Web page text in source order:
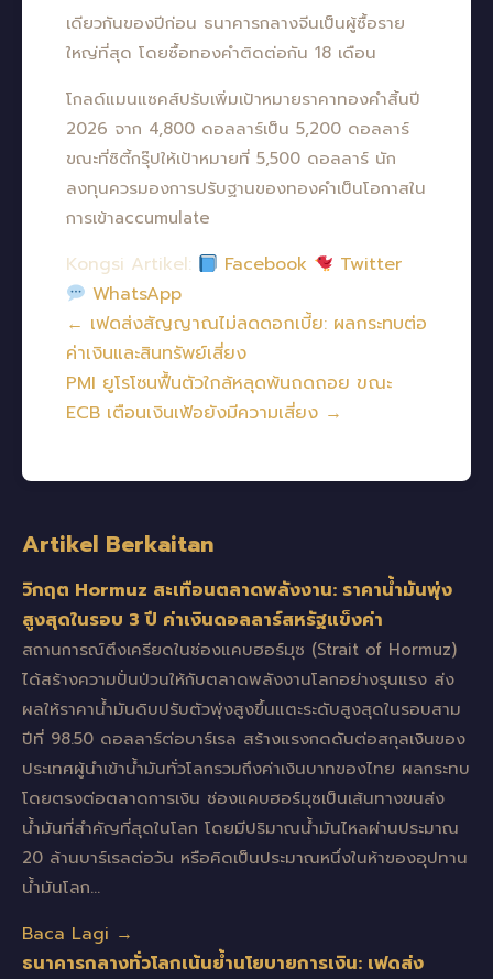
เดียวกันของปีก่อน ธนาคารกลางจีนเป็นผู้ซื้อราย
ใหญ่ที่สุด โดยซื้อทองคำติดต่อกัน 18 เดือน
โกลด์แมนแซคส์ปรับเพิ่มเป้าหมายราคาทองคำสิ้นปี
2026 จาก 4,800 ดอลลาร์เป็น 5,200 ดอลลาร์
ขณะที่ซิตี้กรุ๊ปให้เป้าหมายที่ 5,500 ดอลลาร์ นัก
ลงทุนควรมองการปรับฐานของทองคำเป็นโอกาสใน
การเข้าaccumulate
Kongsi Artikel: Facebook
Twitter
WhatsApp
← เฟดส่งสัญญาณไม่ลดดอกเบี้ย: ผลกระทบต่อ
ค่าเงินและสินทรัพย์เสี่ยง
PMI ยูโรโซนฟื้นตัวใกล้หลุดพ้นถดถอย ขณะ
ECB เตือนเงินเฟ้อยังมีความเสี่ยง →
Artikel Berkaitan
วิกฤต Hormuz สะเทือนตลาดพลังงาน: ราคาน้ำมันพุ่ง
สูงสุดในรอบ 3 ปี ค่าเงินดอลลาร์สหรัฐแข็งค่า
สถานการณ์ตึงเครียดในช่องแคบฮอร์มุซ (Strait of Hormuz)
ได้สร้างความปั่นป่วนให้กับตลาดพลังงานโลกอย่างรุนแรง ส่ง
ผลให้ราคาน้ำมันดิบปรับตัวพุ่งสูงขึ้นแตะระดับสูงสุดในรอบสาม
ปีที่ 98.50 ดอลลาร์ต่อบาร์เรล สร้างแรงกดดันต่อสกุลเงินของ
ประเทศผู้นำเข้าน้ำมันทั่วโลกรวมถึงค่าเงินบาทของไทย ผลกระทบ
โดยตรงต่อตลาดการเงิน ช่องแคบฮอร์มุซเป็นเส้นทางขนส่ง
น้ำมันที่สำคัญที่สุดในโลก โดยมีปริมาณน้ำมันไหลผ่านประมาณ
20 ล้านบาร์เรลต่อวัน หรือคิดเป็นประมาณหนึ่งในห้าของอุปทาน
น้ำมันโลก…
Baca Lagi →
ธนาคารกลางทั่วโลกเน้นย้ำนโยบายการเงิน: เฟดส่ง